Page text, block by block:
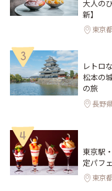
大人の
新】
東京都
3
レトロ
松本の
の旅
長野
4
東京駅
定パフ
東京都